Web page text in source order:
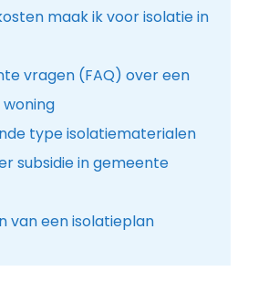
maak ik voor isolatie in
vragen (FAQ) over een
type isolatiematerialen
subsidie in gemeente
van een isolatieplan